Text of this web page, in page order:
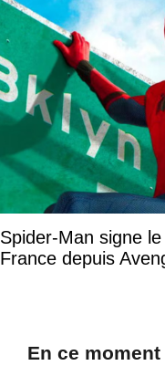
Spider-Man signe
France depuis
En ce